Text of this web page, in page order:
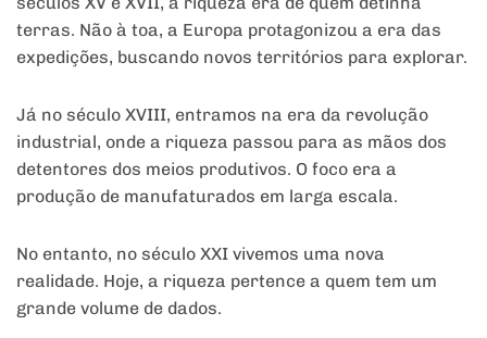
terras. Não à toa, a Europa protagonizou a era das
expedições, buscando novos territórios para explorar.
Já no século XVIII, entramos na era da revolução
industrial, onde a riqueza passou para as mãos dos
detentores dos meios produtivos. O foco era a
produção de manufaturados em larga escala.
No entanto, no século XXI vivemos uma nova
realidade. Hoje, a riqueza pertence a quem tem um
grande volume de dados.